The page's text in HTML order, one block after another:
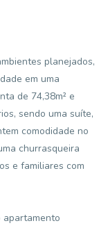
planejados,
em uma
de 74,38m² e
sendo uma suíte,
comodidade no
churrasqueira
e familiares com
apartamento